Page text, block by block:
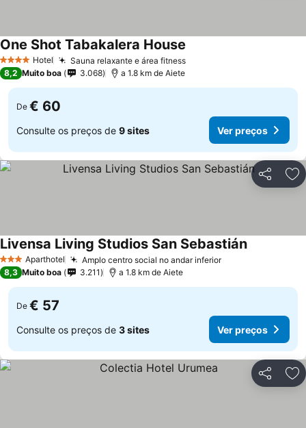
4 EstrelasHotel Sauna relaxante e área fitnessVer preços
One Shot Tabakalera House
8,2 Muito boa 3.068 a 1.8 km de Aiete
De € 60
Consulte os preços de 9 sites Ver preços
Partilhar
3 EstrelasAparthotel Amplo centro social no andar inferiorVer preços
Livensa Living Studios San SebastiánVer preços
8,3 Muito boa 3.211 a 1.8 km de Aiete
De € 57
Consulte os preços de 3 sites Ver preços
Partilhar